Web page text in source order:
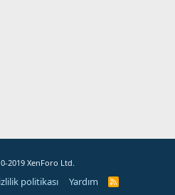
2019 XenForo Ltd.
politikası Yardım
R